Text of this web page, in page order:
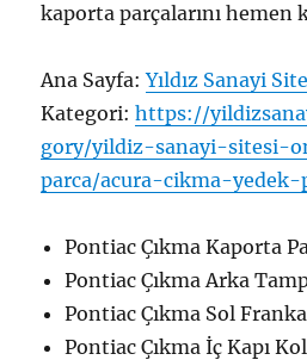
kaporta parçalarını hemen
Ana Sayfa:Yıldız Sanayi
Kategori:https://
gory/yildiz-sanayi-sitesi-
parca/acura-cikma-yedek-
Pontiac Çıkma Kaporta
Pontiac Çıkma Arka
Pontiac Çıkma Sol
Pontiac Çıkma İç Kapı